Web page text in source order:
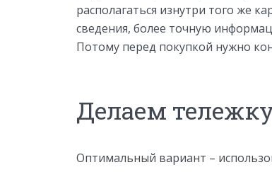
располагаться изнутри того же
сведения, более точную
Потому перед покупкой нужно
Делаем
Оптимальный вариант –